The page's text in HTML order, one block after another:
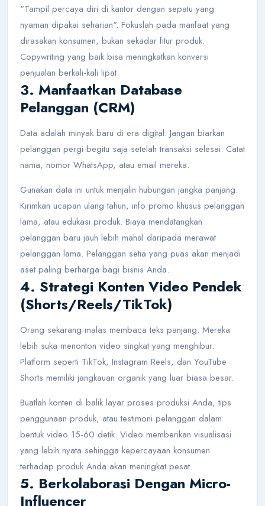
"Tampil percaya diri di kantor dengan sepatu yang
nyaman dipakai seharian". Fokuslah pada manfaat yang
dirasakan konsumen, bukan sekadar fitur produk.
Copywriting yang baik bisa meningkatkan konversi
penjualan berkali-kali lipat.
3. Manfaatkan Database
Pelanggan (CRM)
Data adalah minyak baru di era digital. Jangan biarkan
pelanggan pergi begitu saja setelah transaksi selesai. Catat
nama, nomor WhatsApp, atau email mereka.
Gunakan data ini untuk menjalin hubungan jangka panjang.
Kirimkan ucapan ulang tahun, info promo khusus pelanggan
lama, atau edukasi produk. Biaya mendatangkan
pelanggan baru jauh lebih mahal daripada merawat
pelanggan lama. Pelanggan setia yang puas akan menjadi
aset paling berharga bagi bisnis Anda.
4. Strategi Konten Video Pendek
(Shorts/Reels/TikTok)
Orang sekarang malas membaca teks panjang. Mereka
lebih suka menonton video singkat yang menghibur.
Platform seperti TikTok, Instagram Reels, dan YouTube
Shorts memiliki jangkauan organik yang luar biasa besar.
Buatlah konten di balik layar proses produksi Anda, tips
penggunaan produk, atau testimoni pelanggan dalam
bentuk video 15-60 detik. Video memberikan visualisasi
yang lebih nyata sehingga kepercayaan konsumen
terhadap produk Anda akan meningkat pesat.
5. Berkolaborasi Dengan Micro-
Influencer